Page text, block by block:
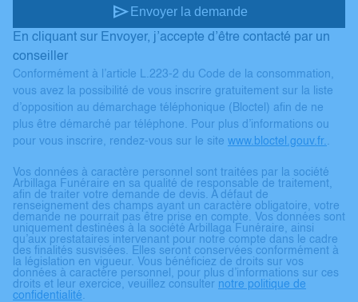
send Envoyer la demande
En cliquant sur Envoyer, j’accepte d’être contacté par un
conseiller
Conformément à l’article L.223-2 du Code de la consommation,
vous avez la possibilité de vous inscrire gratuitement sur la liste
d’opposition au démarchage téléphonique (Bloctel) afin de ne
plus être démarché par téléphone. Pour plus d’informations ou
pour vous inscrire, rendez-vous sur le site www.bloctel.gouv.fr..
Vos données à caractère personnel sont traitées par la société
Arbillaga Funéraire en sa qualité de responsable de traitement,
afin de traiter votre demande de devis. A défaut de
renseignement des champs ayant un caractère obligatoire, votre
demande ne pourrait pas être prise en compte. Vos données sont
uniquement destinées à la société Arbillaga Funéraire, ainsi
qu’aux prestataires intervenant pour notre compte dans le cadre
des finalités susvisées. Elles seront conservées conformément à
la législation en vigueur. Vous bénéficiez de droits sur vos
données à caractère personnel, pour plus d’informations sur ces
droits et leur exercice, veuillez consulter notre politique de
confidentialité.